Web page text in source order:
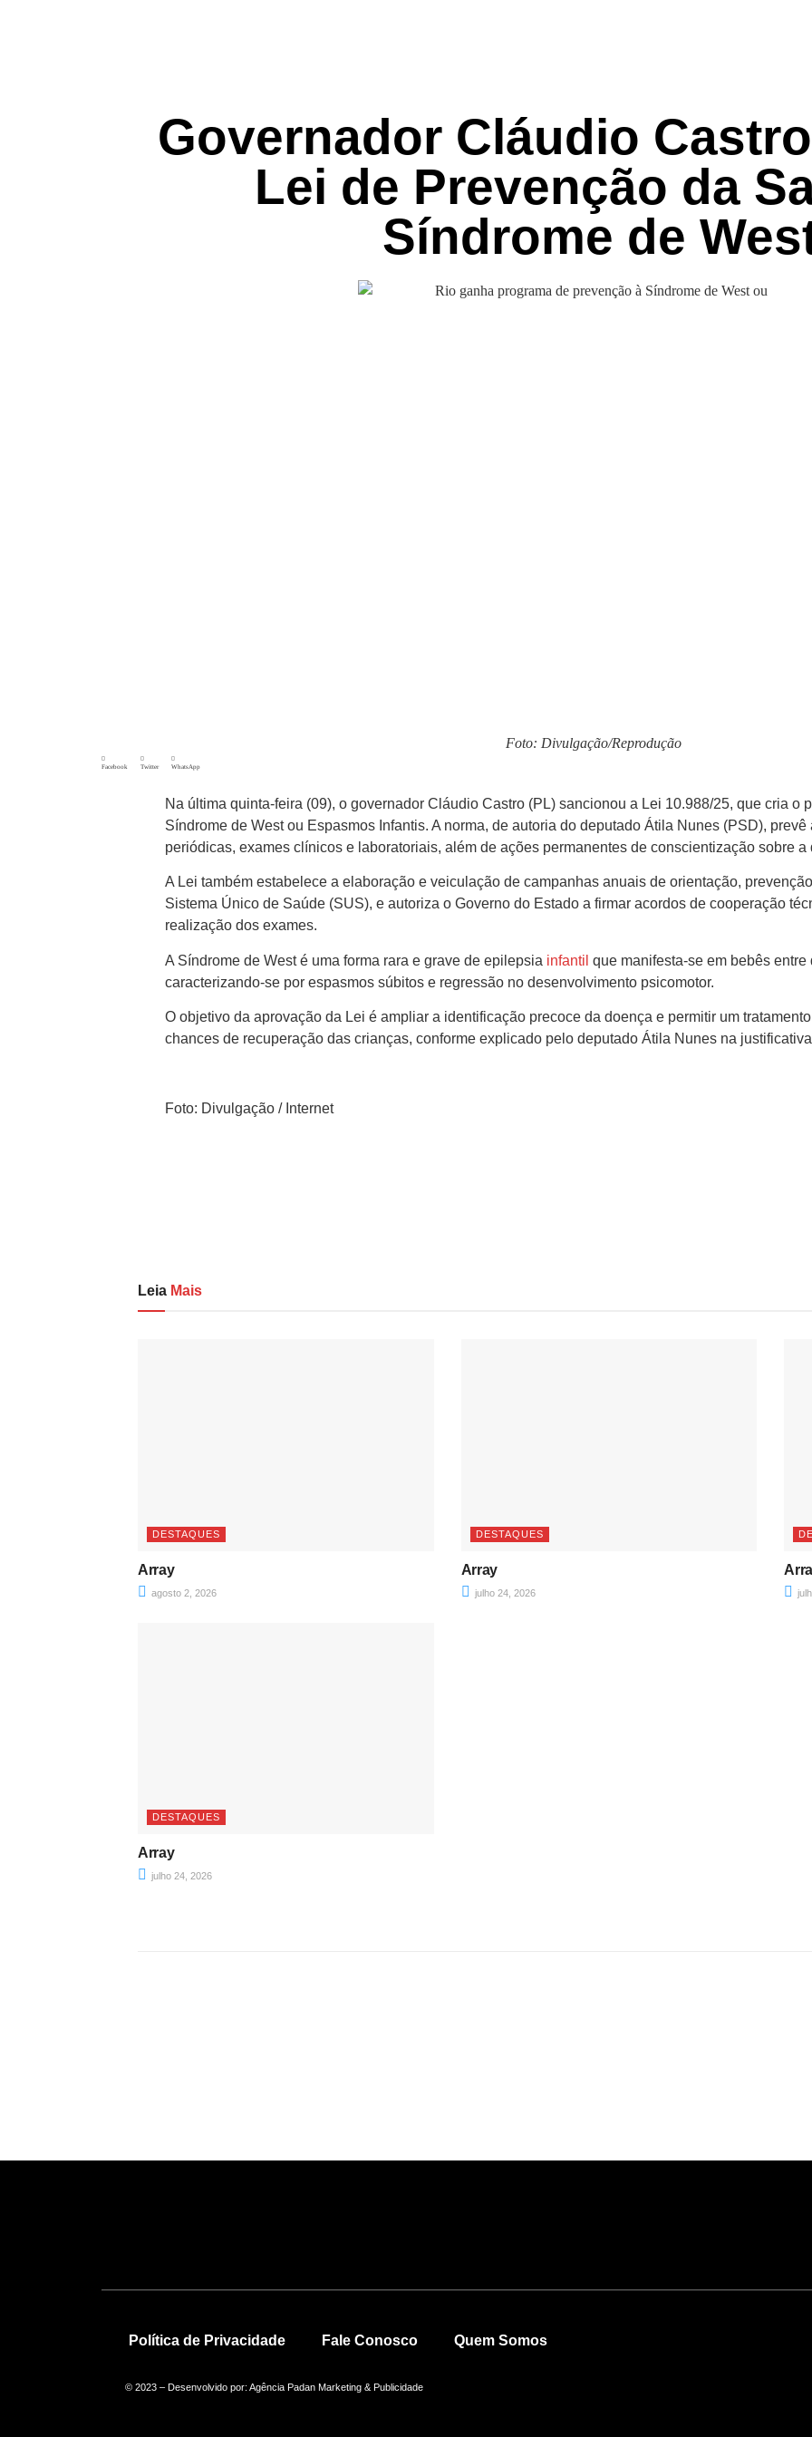
Governador Cláudio
Lei de Prevenção da
Síndrome de
Foto: Divulgação/Reprodução
Facebook Twitter WhatsApp
Na última quinta-feira (09), o governador Cláudio Castro (PL) sancionou a Lei 10.988/25, que cria o
Síndrome de West ou Espasmos Infantis. A norma, de autoria do deputado Átila Nunes (PSD),
periódicas, exames clínicos e laboratoriais, além de ações permanentes de conscientização sobre a
A Lei também estabelece a elaboração e veiculação de campanhas anuais de orientação,
Sistema Único de Saúde (SUS), e autoriza o Governo do Estado a firmar acordos de cooperação
realização dos exames.
A Síndrome de West é uma forma rara e grave de epilepsia infantil que manifesta-se em bebês
caracterizando-se por espasmos súbitos e regressão no desenvolvimento psicomotor.
O objetivo da aprovação da Lei é ampliar a identificação precoce da doença e permitir um
chances de recuperação das crianças, conforme explicado pelo deputado Átila Nunes na
Foto: Divulgação / Internet
Leia Mais
DESTAQUES
Array
agosto 2, 2026
DESTAQUES
Array
julho 24, 2026
DESTAQUES
Array
julho 24, 2026
Política de Privacidade Fale Conosco Quem Somos
© 2023 – Desenvolvido por: Agência Padan Marketing & Publicidade